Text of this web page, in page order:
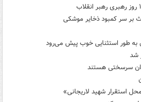
بر سر کمبود ذخایر موشکی
به طور استثنایی خوب پیش می‌رود
سرسختی هستند
استقرار شهید لاریجانی»